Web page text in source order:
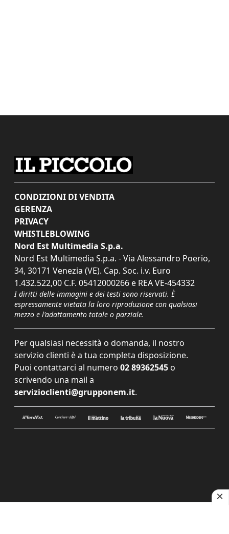
CONDIZIONI DI VENDITA
GERENZA
PRIVACY
WHISTLEBLOWING
Nord Est Multimedia S.p.a.
Nord Est Multimedia S.p.a. - Via Alessandro Poerio,
34, 30171 Venezia (VE). Cap. Soc. i.v. Euro
1.432.522,00 C.F. 05412000266 e REA VE-454332
I diritti delle immagini e dei testi sono riservati. È
espressamente vietata la loro riproduzione con qualsiasi
mezzo e l'adattamento totale o parziale.
Per qualsiasi necessità o domanda, il nostro
servizio clienti è a tua completa disposizione.
Puoi contattarci al numero 02 89362545 o
scrivendo una mail a
servizioclienti@grupponem.it.